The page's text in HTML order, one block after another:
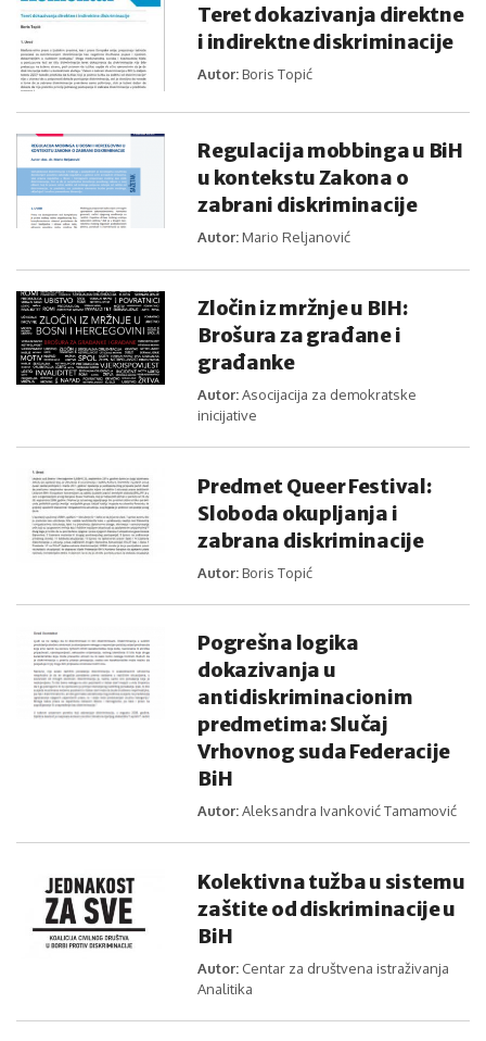
Teret dokazivanja direktne
i indirektne diskriminacije
Autor:Boris Topić
Regulacija mobbinga u BiH
u kontekstu Zakona o
zabrani diskriminacije
Autor:Mario Reljanović
Zločin iz mržnje u BIH:
Brošura za građane i
građanke
Autor:Asocijacija za demokratske
inicijative
Predmet Queer Festival:
Sloboda okupljanja i
zabrana diskriminacije
Autor:Boris Topić
Pogrešna logika
dokazivanja u
antidiskriminacionim
predmetima: Slučaj
Vrhovnog suda Federacije
BiH
Autor:Aleksandra Ivanković Tamamović
Kolektivna tužba u sistemu
zaštite od diskriminacije u
BiH
Autor: Centar za društvena istraživanja
Analitika